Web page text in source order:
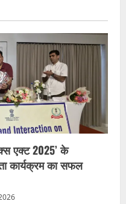
एक्ट 2025’ के
कार्यक्रम का सफल